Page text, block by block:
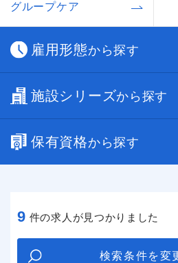
グループケア
雇用形態から探す
施設シリーズから探す
保有資格から探す
9 件の求人が見つかりました
検索条件を変